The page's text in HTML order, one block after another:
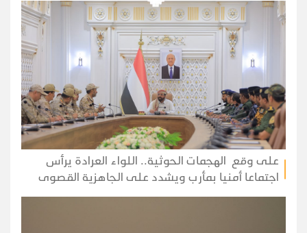
على وقع الهجمات الحوثية.. اللواء العرادة يرأس
اجتماعا أمنيا بمأرب ويشدد على الجاهزية القصوى